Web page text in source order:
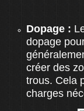
Dopage :
dopage
créer des
trous. Cela
charges